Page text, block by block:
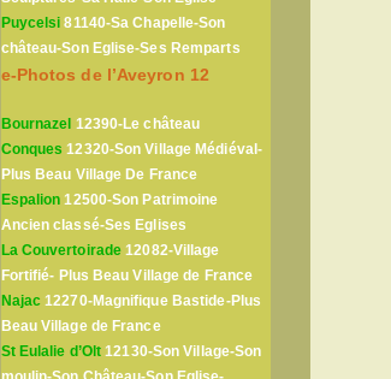
Puycelsi 81140-Sa Chapelle-Son
château-Son Eglise-Ses Remparts
e-Photos de l’Aveyron 12
Bournazel 12390-Le château
Conques 12320-Son Village Médiéval-
Plus Beau Village De France
Espalion 12500-Son Patrimoine
Ancien classé-Ses Eglises
La Couvertoirade 12082-Village
Fortifié- Plus Beau Village de France
Najac 12270-Magnifique Bastide-Plus
Beau Village de France
St Eulalie d’Olt 12130-Son Village-Son